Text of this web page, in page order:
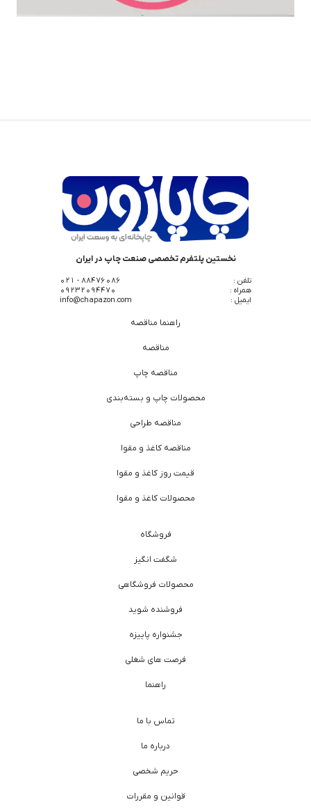
نخستین پلتفرم تخصصی صنعت چاپ در ایران
تلفن :
88476086 - 021
همراه :
09232094470
ایمیل :
info@chapazon.com
راهنما مناقصه
مناقصه
مناقصه چاپ
محصولات چاپ و بسته‌بندی
مناقصه طراحی
مناقصه کاغذ و مقوا
قیمت روز کاغذ و مقوا
محصولات کاغذ و مقوا
فروشگاه
شگفت انگیز
محصولات فروشگاهی
فروشنده شوید
جشنواره پاییزه
فرصت های شغلی
راهنما
تماس با ما
درباره ما
حریم شخصی
قوانین و مقررات